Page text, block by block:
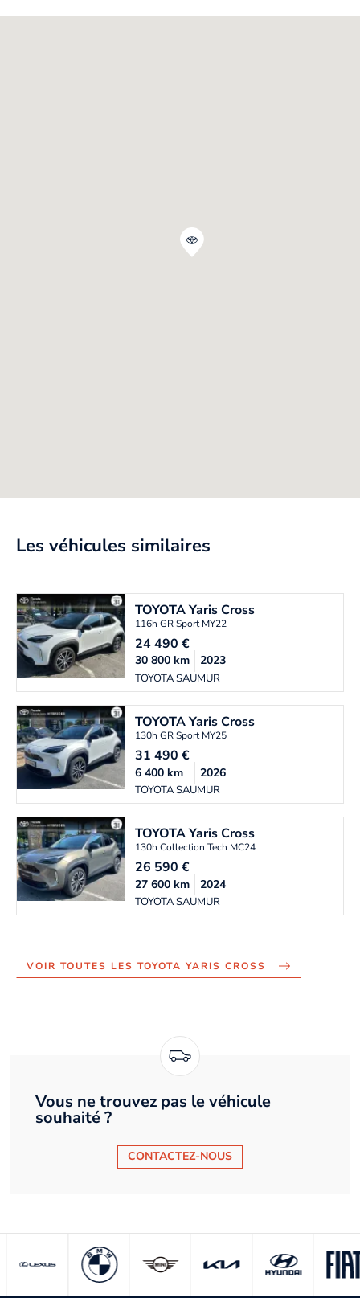
Les véhicules similaires
TOYOTAYaris Cross
116h GR Sport MY22
24 490€
TOYOTA SAUMUR
30 800km 2023
TOYOTAYaris Cross
130h GR Sport MY25
31 490€
TOYOTA SAUMUR
6 400km 2026
TOYOTAYaris Cross
130h Collection Tech MC24
26 590€
TOYOTA SAUMUR
27 600km 2024
VOIR TOUTES LES TOYOTA YARIS CROSS
Vous ne trouvez pas le véhicule
souhaité ?
CONTACTEZ-NOUS